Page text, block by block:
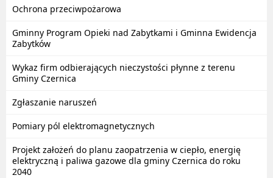
Ochrona przeciwpożarowa
Gminny Program Opieki nad Zabytkami i Gminna Ewidencja
Zabytków
Wykaz firm odbierających nieczystości płynne z terenu
Gminy Czernica
Zgłaszanie naruszeń
Pomiary pól elektromagnetycznych
Projekt założeń do planu zaopatrzenia w ciepło, energię
elektryczną i paliwa gazowe dla gminy Czernica do roku
2040